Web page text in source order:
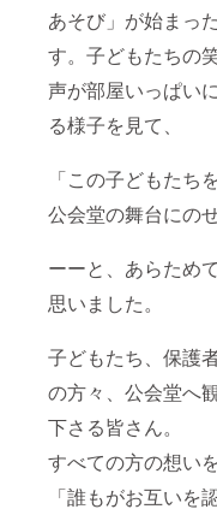
あそび」が始まっ
す。子どもたちの
声が部屋いっぱい
る様子を見て、
「この子どもたち
公会堂の舞台にの
ーーと、あらため
思いました。
子どもたち、保護
の方々、公会堂へ
下さる皆さん。
すべての方の想いを
「誰もがお互いを